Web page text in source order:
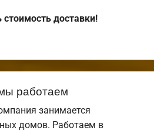
доставки!
работаем
занимается
домов. Работаем в